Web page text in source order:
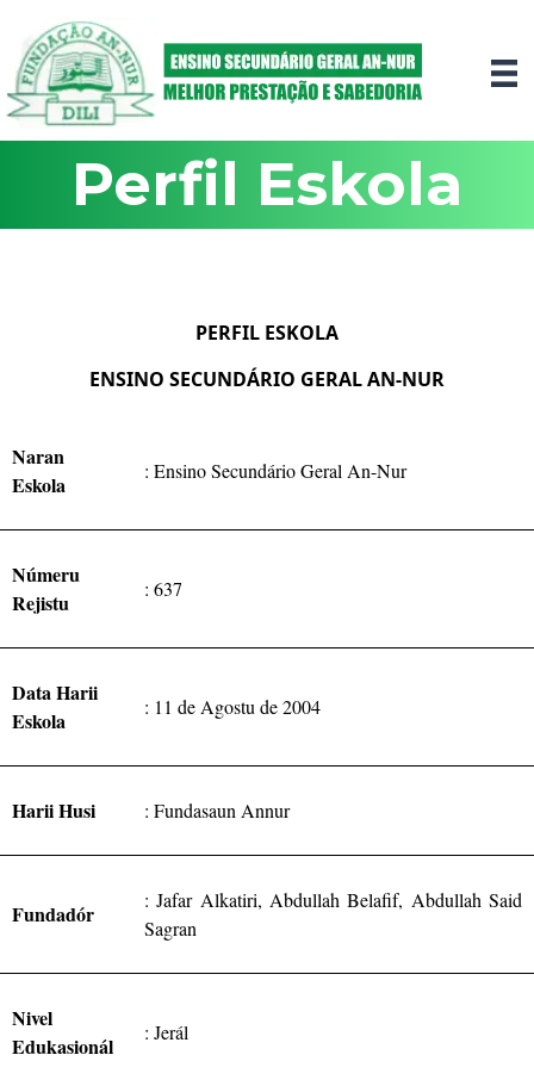
Perfil Eskola
PERFIL ESKOLA
ENSINO SECUNDÁRIO GERAL AN-NUR
Naran
Eskola
: Ensino Secundário Geral An-Nur
Númeru
Rejistu
: 637
Data Harii
Eskola
: 11 de Agostu de2004
Harii Husi : Fundasaun Annur
Fundadór
: Jafar Alkatiri, Abdullah Belafif, Abdullah Said
Sagran
Nivel
Edukasionál
: Jerál